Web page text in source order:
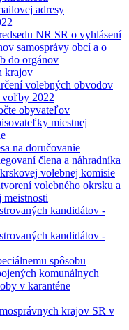
adresy
NR SR o vyhlásení
samosprávy obcí a o
do orgánov
krajov
volebných obvodov
voľby 2022
obyvateľov
miestnej
na doručovanie
člena a náhradníka
volebnej komisie
volebného okrsku a
meistnosti
kandidátov -
kandidátov -
spôsobu
komunálnych
v karanténe
krajov SR v